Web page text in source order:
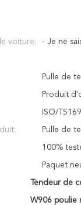
voiture: - Je ne
Pulle de
Produit
ISO/
Pulle de
100%
Paquet
Tendeur de
W906 poulie